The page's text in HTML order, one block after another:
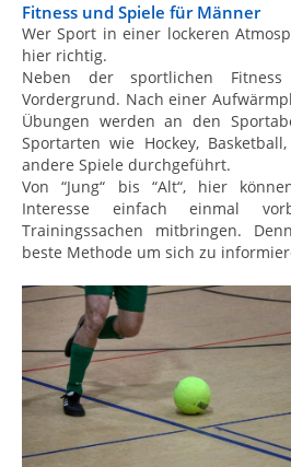
Fitness und Spiele für Männer
Wer Sport in einer lockeren
hier richtig.
Neben der sportlichen
Vordergrund. Nach einer
Übungen werden an den
Sportarten wie Hockey,
andere Spiele durchgeführt.
Von “Jung“ bis “Alt“, hier
Interesse einfach einmal
Trainingssachen mitbringen.
beste Methode um sich zu